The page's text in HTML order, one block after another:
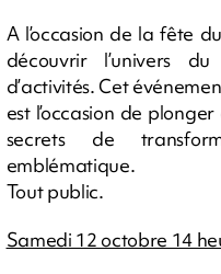
A l’occasion de la fête
découvrir l’univers
d’activités. Cet
est l’occasion de
secrets de
emblématique.
Tout public.
Samedi 12 octobre 14